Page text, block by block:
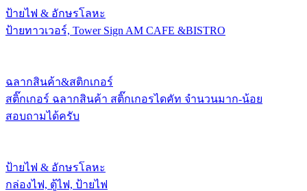
ป้ายไฟ & อักษรโลหะ
ป้ายทาวเวอร์, Tower Sign AM CAFE &BISTRO
ฉลากสินค้า&สติกเกอร์
สติ๊กเกอร์ ฉลากสินค้า สติ๊กเกอรไดคัท จำนวนมาก-น้อย
สอบถามได้ครับ
ป้ายไฟ & อักษรโลหะ
กล่องไฟ, ตู้ไฟ, ป้ายไฟ